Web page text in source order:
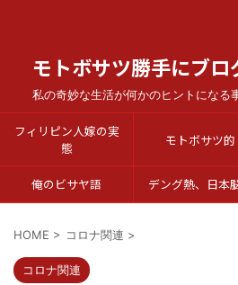
モトボサツ勝手にブ
私の奇妙な生活が何かのヒントにな
フィリピン人嫁の実
態
モトボサツ的
俺のビサヤ語 デング熱、日本
HOME > コロナ関連 >
コロナ関連